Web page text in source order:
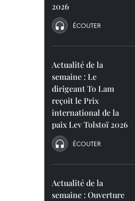
2026
ÉCOUTER
Actualité de la
semaine : Le
dirigeant To Lam
reçoit le Prix
international de la
paix Lev Tolstoï 2026
ÉCOUTER
Actualité de la
semaine : Ouverture